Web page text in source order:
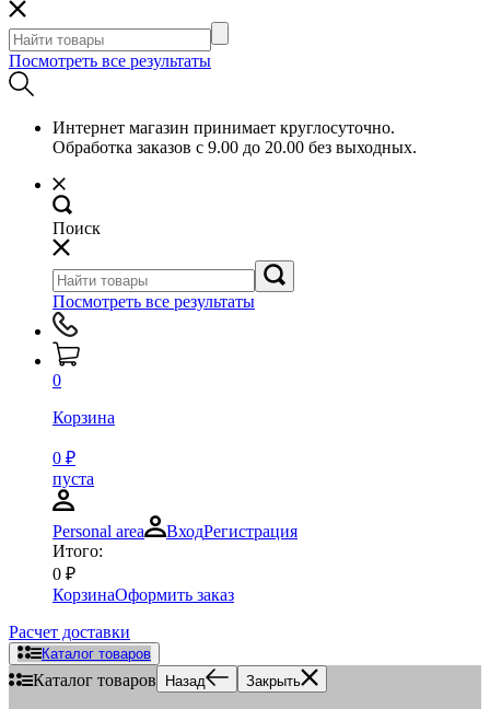
Посмотреть все результаты
Интернет магазин принимает круглосуточно.
Обработка заказов с 9.00 до 20.00 без выходных.
Поиск
Посмотреть все результаты
0
Корзина
0 ₽
пуста
Personal area ВходРегистрация
Итого:
0 ₽
КорзинаОформить заказ
Расчет доставки
Каталог товаров
Каталог товаров Назад Закрыть